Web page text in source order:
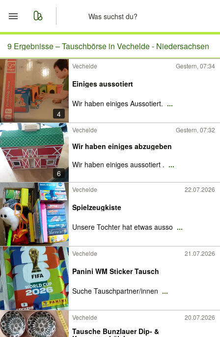
Start
Merkliste
Nachrichten
Anzeige aufgeben
9 Ergebnisse –Tauschbörse in Vechelde - Niedersachsen
4
Vechelde Gestern, 07:34
Einiges aussotiert
Wir haben einiges Aussotiert. ...
6
Vechelde Gestern, 07:32
Wir haben einiges abzugeben
Wir haben einiges aussotiert . ...
Vechelde 22.07.2026
Spielzeugkiste
Unsere Tochter hat etwas ausso ...
Vechelde 21.07.2026
Panini WM Sticker Tausch
Suche Tauschpartner/innen ...
Vechelde 20.07.2026
Tausche Bunzlauer Dip- &